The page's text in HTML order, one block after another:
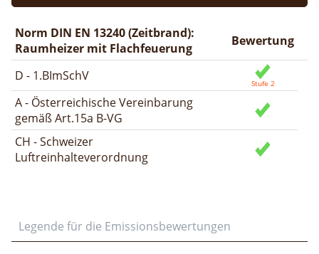
Norm DIN EN 13240 (Zeitbrand):
Raumheizer mit Flachfeuerung
Bewertung
D - 1.BImSchV
A - Österreichische Vereinbarung
gemäß Art.15a B-VG
CH - Schweizer
Luftreinhalteverordnung
Legende für die Emissionsbewertungen